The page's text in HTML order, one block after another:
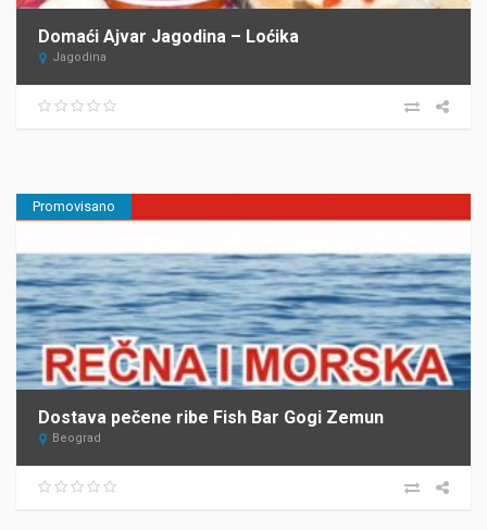
Domaći Ajvar Jagodina – Loćika
Jagodina
Promovisano
Dostava pečene ribe Fish Bar Gogi Zemun
Beograd